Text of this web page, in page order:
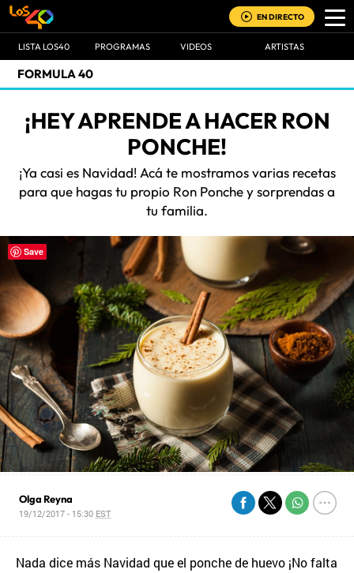
EN DIRECTO
LISTA LOS40 PROGRAMAS VIDEOS ARTISTAS
FORMULA 40
¡HEY APRENDE A HACER RON
PONCHE!
¡Ya casi es Navidad! Acá te mostramos varias recetas
para que hagas tu propio Ron Ponche y sorprendas a
tu familia.
Olga Reyna
19/12/2017 - 15:30 EST
Nada dice más Navidad que el ponche de huevo ¡No falta
Save